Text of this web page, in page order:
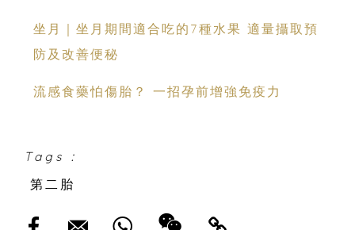
坐月｜坐月期間適合吃的7種水果 適量攝取預
防及改善便秘
流感食藥怕傷胎？ 一招孕前增強免疫力
Tags :
第二胎